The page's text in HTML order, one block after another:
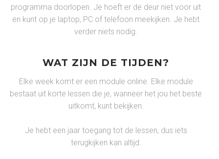
programma doorlopen. Je hoeft er de deur niet voor uit
en kunt op je laptop, PC of telefoon meekijken. Je hebt
verder niets nodig.
WAT ZIJN DE TIJDEN?
Elke week komt er een module online. Elke module
bestaat uit korte lessen die je, wanneer het jou het beste
uitkomt, kunt bekijken.
Je hebt een jaar toegang tot de lessen, dus iets
terugkijken kan altijd.